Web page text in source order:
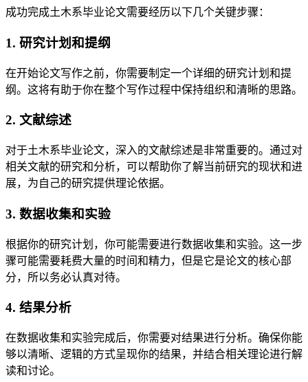
成功完成土木系毕业论文需要经历以下几个关键步骤：
1. 研究计划和提纲
在开始论文写作之前，你需要制定一个详细的研究计划和提
纲。这将有助于你在整个写作过程中保持组织和清晰的思路。
2. 文献综述
对于土木系毕业论文，深入的文献综述是非常重要的。通过对
相关文献的研究和分析，可以帮助你了解当前研究的现状和进
展，为自己的研究提供理论依据。
3. 数据收集和实验
根据你的研究计划，你可能需要进行数据收集和实验。这一步
骤可能需要耗费大量的时间和精力，但是它是论文的核心部
分，所以务必认真对待。
4. 结果分析
在数据收集和实验完成后，你需要对结果进行分析。确保你能
够以清晰、逻辑的方式呈现你的结果，并结合相关理论进行解
读和讨论。